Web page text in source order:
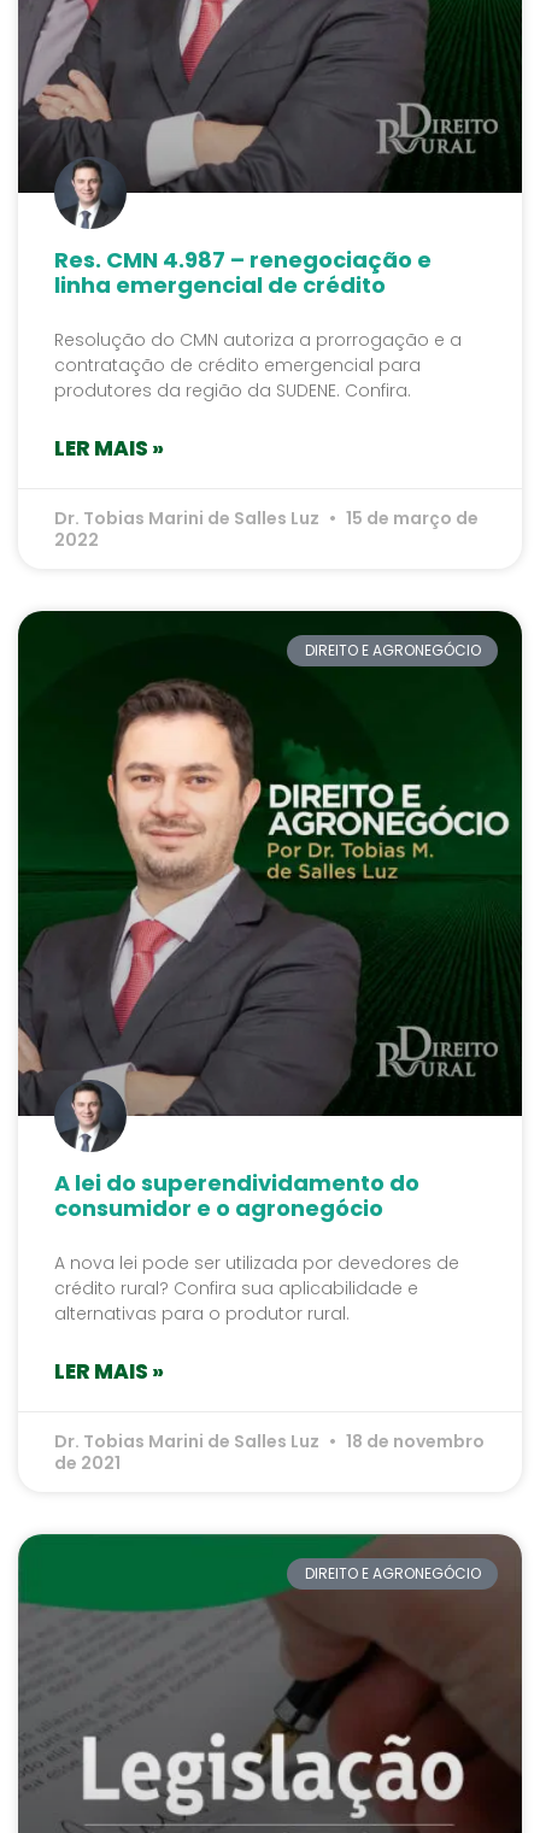
Res. CMN 4.987 – renegociação e
linha emergencial de crédito
Resolução do CMN autoriza a prorrogação e a
contratação de crédito emergencial para
produtores da região da SUDENE. Confira.
LER MAIS »
Dr. Tobias Marini de Salles Luz
15 de março de
2022
DIREITO E AGRONEGÓCIO
A lei do superendividamento do
consumidor e o agronegócio
A nova lei pode ser utilizada por devedores de
crédito rural? Confira sua aplicabilidade e
alternativas para o produtor rural.
LER MAIS »
Dr. Tobias Marini de Salles Luz
18 de novembro
de 2021
DIREITO E AGRONEGÓCIO